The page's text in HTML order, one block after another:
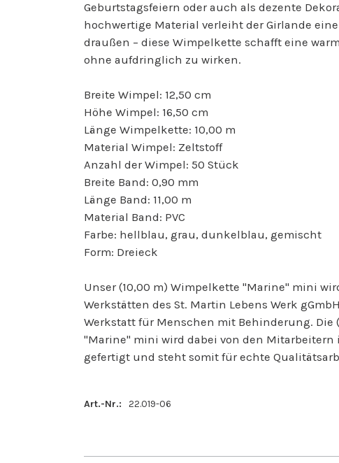
Geburtstagsfeiern oder auch als dezente
hochwertige Material verleiht der Girlande
draußen – diese Wimpelkette schafft eine
ohne aufdringlich zu wirken.
Breite Wimpel: 12,50 cm
Höhe Wimpel: 16,50 cm
Länge Wimpelkette: 10,00 m
Material Wimpel: Zeltstoff
Anzahl der Wimpel: 50 Stück
Breite Band: 0,90 mm
Länge Band: 11,00 m
Material Band: PVC
Farbe: hellblau, grau, dunkelblau, gemischt
Form: Dreieck
Unser (10,00 m) Wimpelkette "Marine" mini
Werkstätten des St. Martin Lebens Werk
Werkstatt für Menschen mit Behinderung. Die
"Marine" mini wird dabei von den Mitarbeitern
gefertigt und steht somit für echte
Art.-Nr.: 22.019-06